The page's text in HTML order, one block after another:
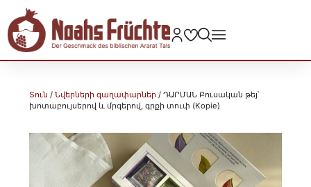
Տուն /Նվերների գաղափարներ / ԴԱՐՄԱՆ Բուսական թեյ՝
խոտաբույսերով և մրգերով, գրքի տուփ (Kopie)